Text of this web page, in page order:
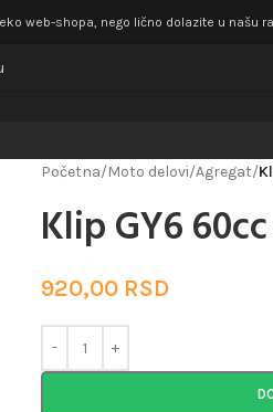
web-shopa, nego lično dolazite u našu
Početna/Moto delovi/Agregat/
Klip GY6
920,00 RSD